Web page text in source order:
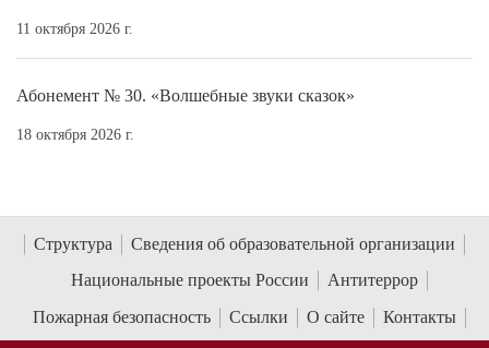
11 октября 2026 г.
Абонемент № 30. «Волшебные звуки сказок»
18 октября 2026 г.
Структура
Сведения об образовательной организации
Национальные проекты России
Антитеррор
Пожарная безопасность
Ссылки О сайте Контакты